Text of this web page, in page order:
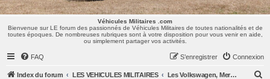
Véhicules Militaires .com
Bienvenue sur LE forum des passionnés de Véhicules Militaires de toutes nationalités et de
toutes époques. De nombreuses rubriques sont à votre disposition pour vous venir en aide,
ou simplement partager vos activités.
FAQ Connexion
S’enregistrer
Index du forum LES VEHICULES MILITAIRES Les Volkswagen, Mercedes, Opel, Zis, Lancia, GAZ,...